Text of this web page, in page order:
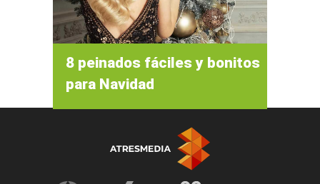
8 peinados fáciles y bonitos
para Navidad